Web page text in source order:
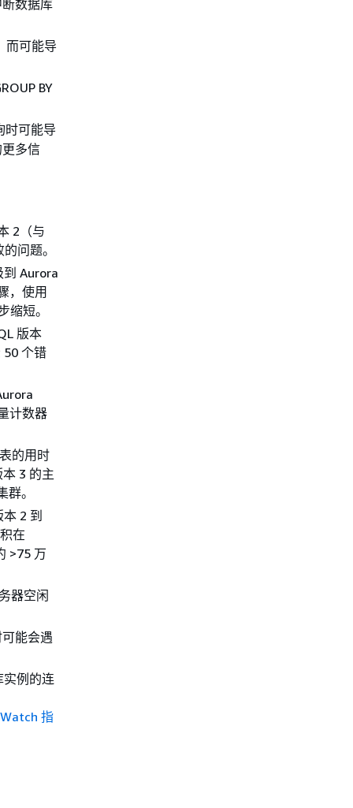
数据库
而可能导
BY
时可能导
多信
2（与
问题。
到 Aurora
，使用
短。
版本
50 个错
计数器
的用时
3 的主
。
2 到
在
>75 万
器空闲
能会遇
例的连
指